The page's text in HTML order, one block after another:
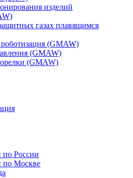
изделий
газах плавящимся
(GMAW)
(GMAW)
(GMAW)
по России
по Москве